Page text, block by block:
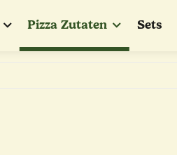
Pizza Zutaten Sets